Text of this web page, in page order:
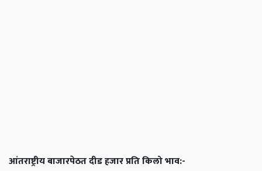
आंतराष्ट्रीय बाजारपेठत दीड हजार प्रति किलो भाव:-